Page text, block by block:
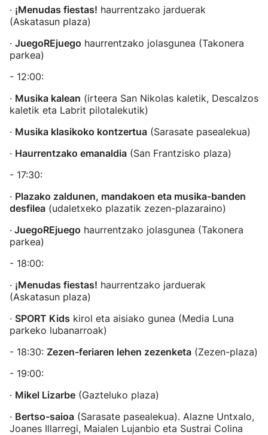
· ¡Menudas fiestas! haurrentzako jarduerak
(Askatasun plaza)
· JuegoREjuego haurrentzako jolasgunea (Takonera
parkea)
- 12:00:
· Musika kalean (irteera San Nikolas kaletik, Descalzos
kaletik eta Labrit pilotalekutik)
· Musika klasikoko kontzertua (Sarasate pasealekua)
· Haurrentzako emanaldia (San Frantzisko plaza)
- 17:30:
· Plazako zaldunen, mandakoen eta musika-banden
desfilea (udaletxeko plazatik zezen-plazaraino)
· JuegoREjuego haurrentzako jolasgunea (Takonera
parkea)
- 18:00:
· ¡Menudas fiestas! haurrentzako jarduerak
(Askatasun plaza)
· SPORT Kids kirol eta aisiako gunea (Media Luna
parkeko lubanarroak)
- 18:30: Zezen-feriaren lehen zezenketa (Zezen-plaza)
- 19:00:
· Mikel Lizarbe (Gazteluko plaza)
· Bertso-saioa (Sarasate pasealekua). Alazne Untxalo,
Joanes Illarregi, Maialen Lujanbio eta Sustrai Colina